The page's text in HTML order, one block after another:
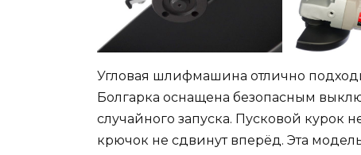
Угловая шлифмашина отлично
Болгарка оснащена безопасным
случайного запуска. Пусковой курок
крючок не сдвинут вперёд. Эта